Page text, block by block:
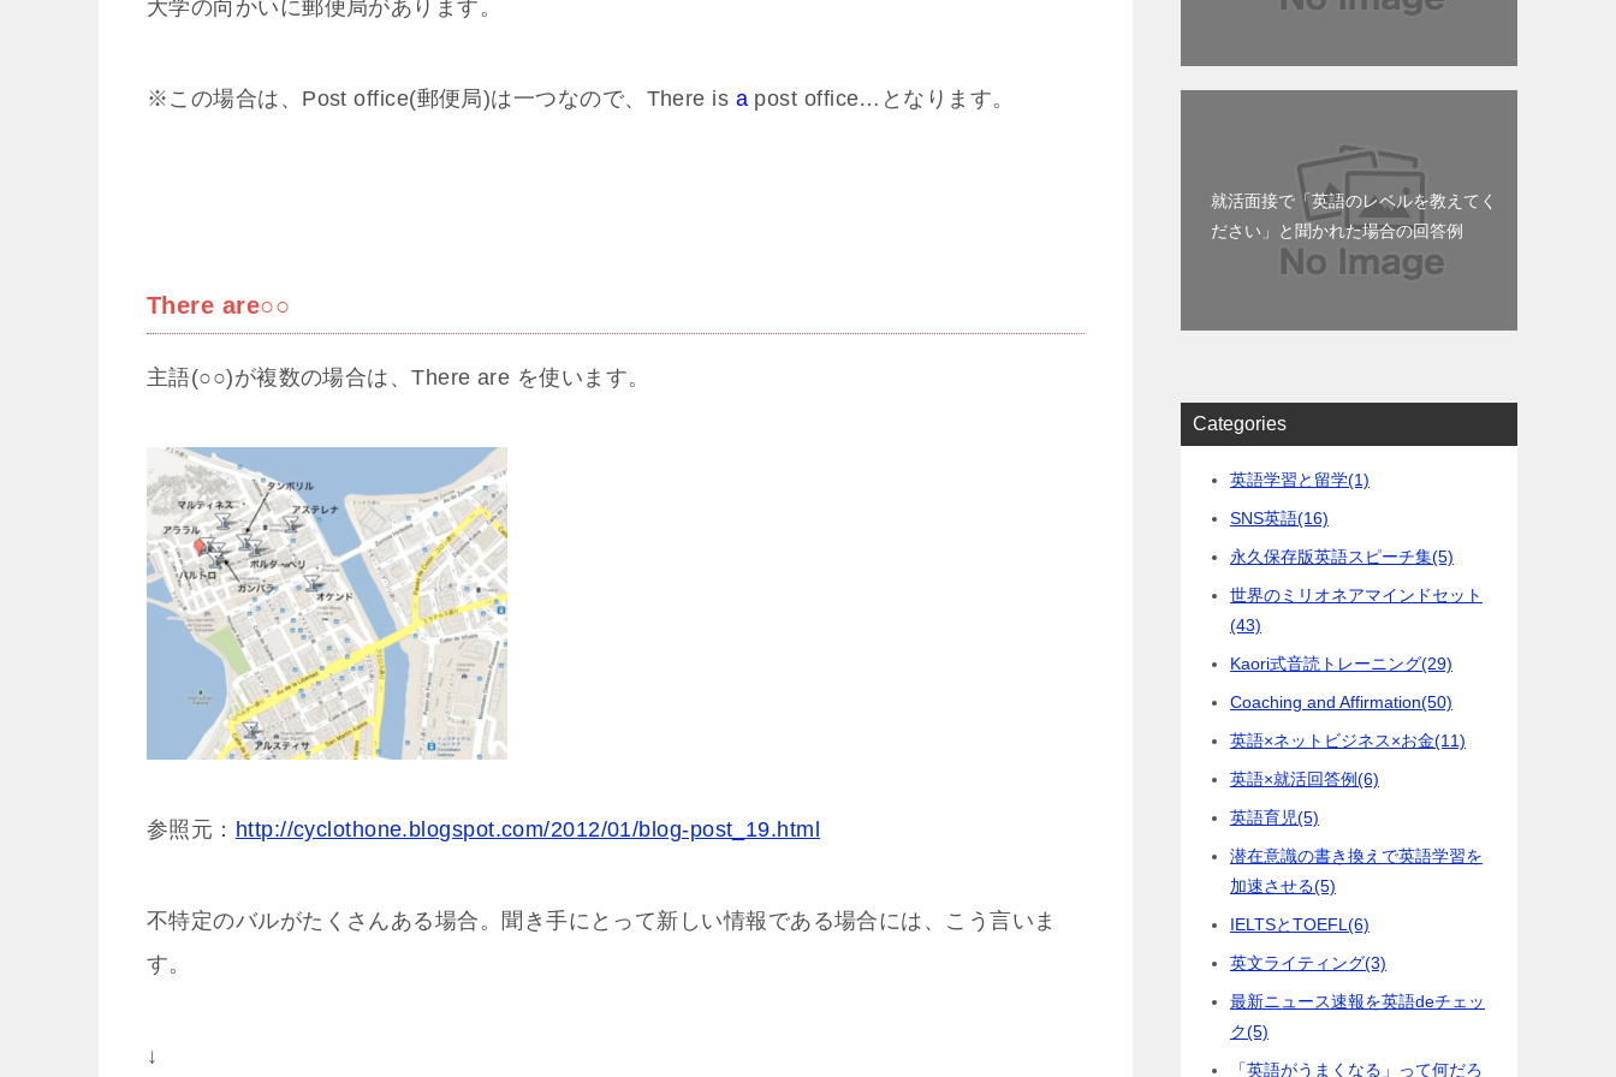
大学の向かいに郵便局があります。
※この場合は、Post office(郵便局)は一つなので、There is a post office…となります。
There are○○
主語(○○)が複数の場合は、There are を使います。
参照元： http://cyclothone.blogspot.com/2012/01/blog-post_19.html
不特定のバルがたくさんある場合。聞き手にとって新しい情報である場合には、こう言いま
す。
↓
就活面接で「英語のレベルを教えてく
ださい」と聞かれた場合の回答例
Categories
英語学習と留学(1)
SNS英語(16)
永久保存版英語スピーチ集(5)
世界のミリオネアマインドセット
(43)
Kaori式音読トレーニング(29)
Coaching and Affirmation(50)
英語×ネットビジネス×お金(11)
英語×就活回答例(6)
英語育児(5)
潜在意識の書き換えで英語学習を
加速させる(5)
IELTSとTOEFL (6)
英文ライティング(3)
最新ニュース速報を英語deチェッ
ク(5)
「英語がうまくなる」って何だろ